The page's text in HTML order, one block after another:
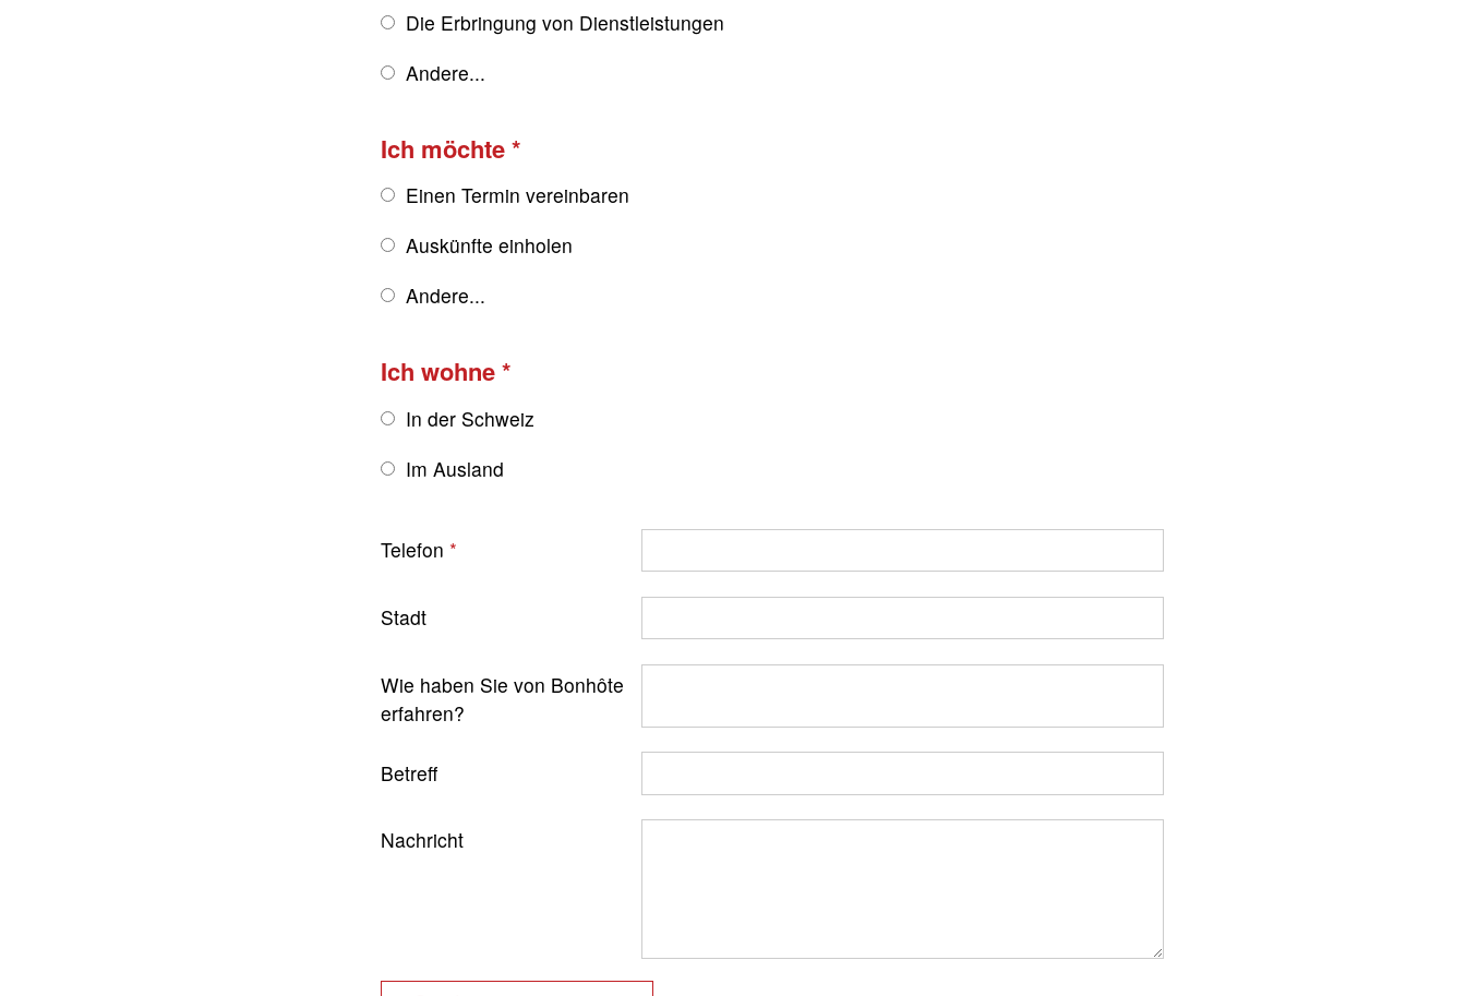
Die Erbringung von Dienstleistungen
Andere...
Ich möchte
Einen Termin vereinbaren
Auskünfte einholen
Andere...
Ich wohne
In der Schweiz
Im Ausland
Telefon
Stadt
Wie haben Sie von Bonhôte
erfahren?
Betreff
Nachricht